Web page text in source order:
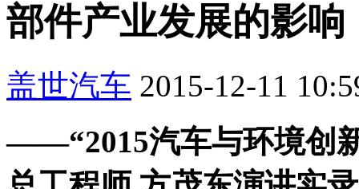
部件产业发展的影响
盖世汽车 2015-12-11
——“2015汽车与环境创